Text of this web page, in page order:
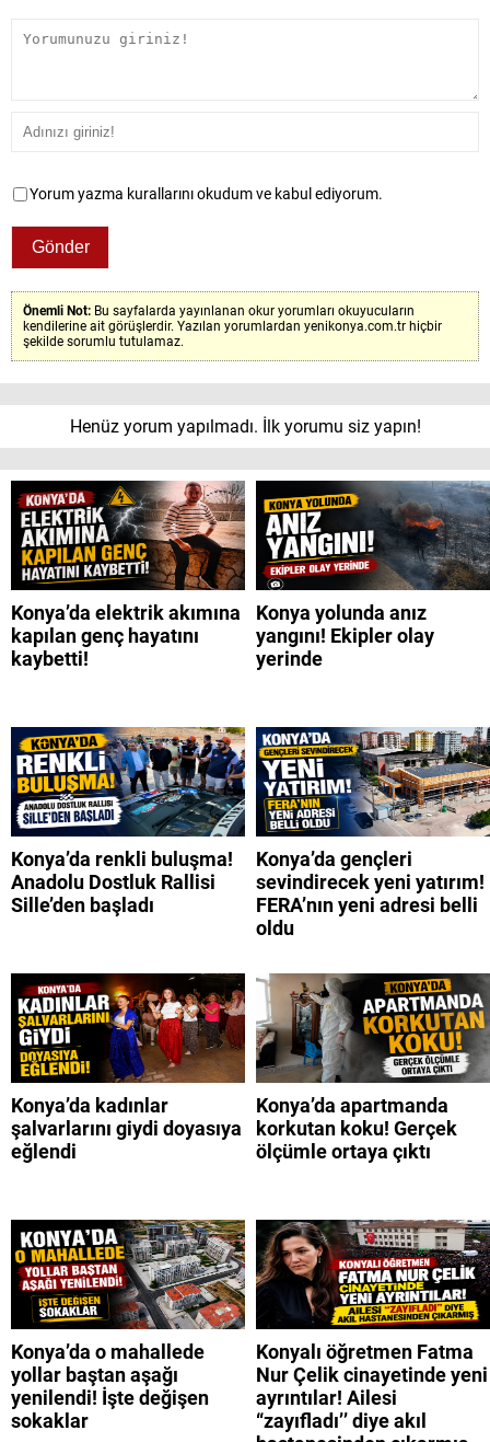
Yorum yazma kurallarını okudum ve kabul ediyorum.
Önemli Not: Bu sayfalarda yayınlanan okur yorumları okuyucuların
kendilerine ait görüşlerdir. Yazılan yorumlardan yenikonya.com.tr hiçbir
şekilde sorumlu tutulamaz.
Henüz yorum yapılmadı. İlk yorumu siz yapın!
Konya’da elektrik akımına
kapılan genç hayatını
kaybetti!
Konya yolunda anız
yangını! Ekipler olay
yerinde
Konya’da renkli buluşma!
Anadolu Dostluk Rallisi
Sille’den başladı
Konya’da gençleri
sevindirecek yeni yatırım!
FERA’nın yeni adresi belli
oldu
Konya’da kadınlar
şalvarlarını giydi doyasıya
eğlendi
Konya’da apartmanda
korkutan koku! Gerçek
ölçümle ortaya çıktı
Konya’da o mahallede
yollar baştan aşağı
yenilendi! İşte değişen
sokaklar
Konyalı öğretmen Fatma
Nur Çelik cinayetinde yeni
ayrıntılar! Ailesi
“zayıfladı’’ diye akıl